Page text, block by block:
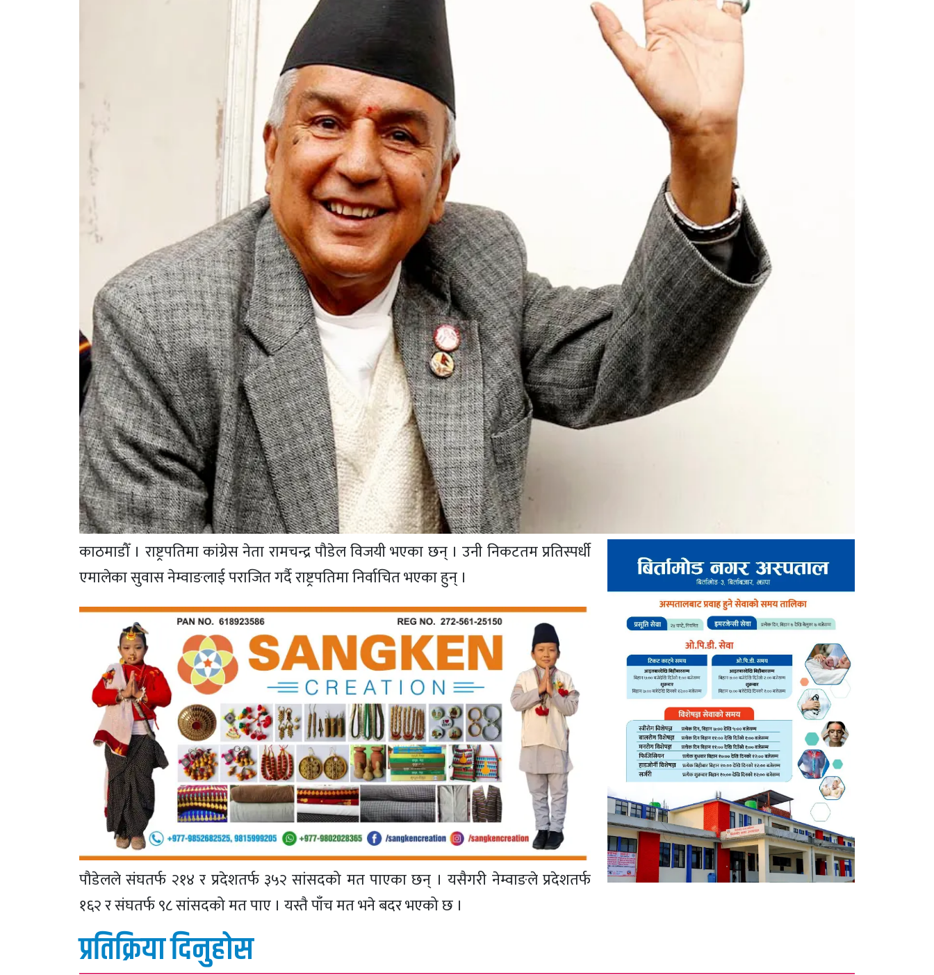
काठमाडौँ । राष्ट्रपतिमा कांग्रेस नेता रामचन्द्र पौडेल विजयी भएका छन् । उनी निकटतम प्रतिस्पर्धी
एमालेका सुवास नेम्वाङलाई पराजित गर्दै राष्ट्रपतिमा निर्वाचित भएका हुन् ।
पौडेलले संघतर्फ २१४ र प्रदेशतर्फ ३५२ सांसदको मत पाएका छन् । यसैगरी नेम्वाङले प्रदेशतर्फ
१६२ र संघतर्फ ९८ सांसदको मत पाए । यस्तै पाँच मत भने बदर भएको छ ।
प्रतिक्रिया दिनुहोस